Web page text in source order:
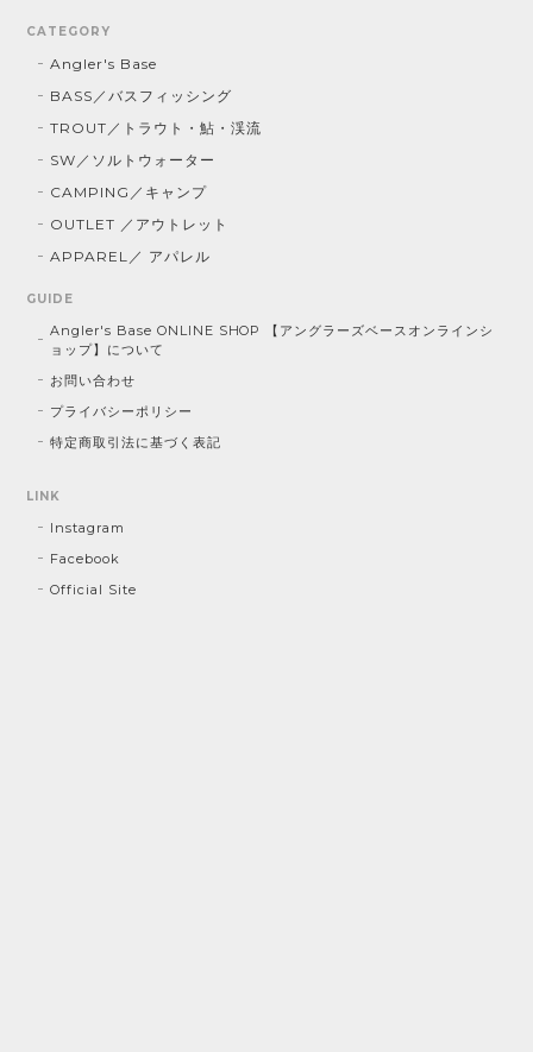
CATEGORY
Angler's Base
BASS／バスフィッシング
TROUT／トラウト・鮎・渓流
SW／ソルトウォーター
CAMPING／キャンプ
OUTLET ／アウトレット
APPAREL／ アパレル
GUIDE
Angler's Base ONLINE SHOP 【アングラーズベースオンラインシ
ョップ】について
お問い合わせ
プライバシーポリシー
特定商取引法に基づく表記
LINK
Instagram
Facebook
Official Site